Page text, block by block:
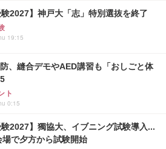
験2027】神戸大「志」特別選抜を終了
19:15
、縫合デモやAED講習も「おしごと体
ト
0:15
験2027】獨協大、イブニング試験導入...
場で夕方から試験開始